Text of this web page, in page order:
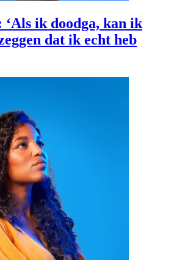
‘Als ik doodga, kan ik
dat ik echt heb